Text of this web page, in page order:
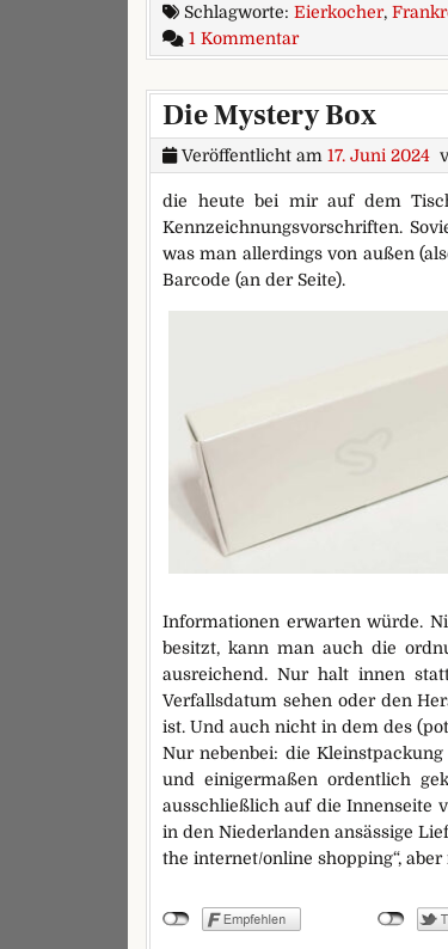
Schlagworte: Eierkocher,
1 Kommentarzu Hitzetod. Jetzt
Die Mystery Box
Veröffentlicht am 17. Juni 2024
die heute bei mir auf dem
Kennzeichnungsvorschriften.
was man allerdings von außen
Barcode (an der Seite).
Informationen erwarten würde.
besitzt, kann man auch die
ausreichend. Nur halt innen
Verfallsdatum sehen oder den
ist. Und auch nicht in dem des
Nur nebenbei: die
und einigermaßen ordentlich
ausschließlich auf die Innenseite
in den Niederlanden ansässige
the internet/online shopping“,